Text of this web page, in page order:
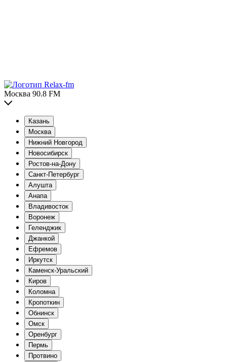
Москва 90.8 FM
Казань
Москва
Нижний Новгород
Новосибирск
Ростов-на-Дону
Санкт-Петербург
Алушта
Анапа
Владивосток
Воронеж
Геленджик
Джанкой
Ефремов
Иркутск
Каменск-Уральский
Киров
Коломна
Кропоткин
Обнинск
Омск
Оренбург
Пермь
Протвино